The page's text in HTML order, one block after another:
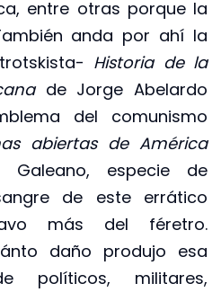
entre otras porque la
anda por ahí la
Historia de la
de Jorge Abelardo
del comunismo
abiertas de América
especie de
de este errático
más del féretro.
daño produjo esa
políticos, militares,